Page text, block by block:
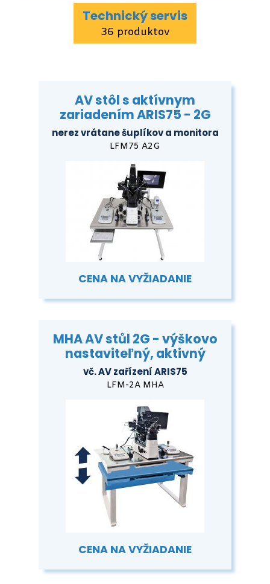
Technický servis
36 produktov
AV stôl s aktívnym
zariadením ARIS75 - 2G
nerez vrátane šuplíkov a monitora
LFM75 A2G
CENA NA VYŽIADANIE
MHA AV stůl 2G - výškovo
nastaviteľný, aktivný
vč. AV zařízení ARIS75
LFM-2A MHA
CENA NA VYŽIADANIE